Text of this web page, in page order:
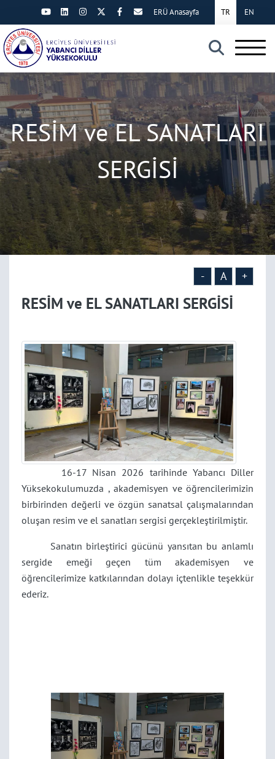
×
TR EN
ERÜ Anasayfa
RESİM ve EL SANATLARI
SERGİSİ
- A +
RESİM ve EL SANATLARI SERGİSİ
16-17 Nisan 2026 tarihinde Yabancı Diller
Yüksekokulumuzda , akademisyen ve öğrencilerimizin
birbirinden değerli ve özgün sanatsal çalışmalarından
oluşan resim ve el sanatları sergisi gerçekleştirilmiştir.
Sanatın birleştirici gücünü yansıtan bu anlamlı
sergide emeği geçen tüm akademisyen ve
öğrencilerimize katkılarından dolayı içtenlikle teşekkür
ederiz.